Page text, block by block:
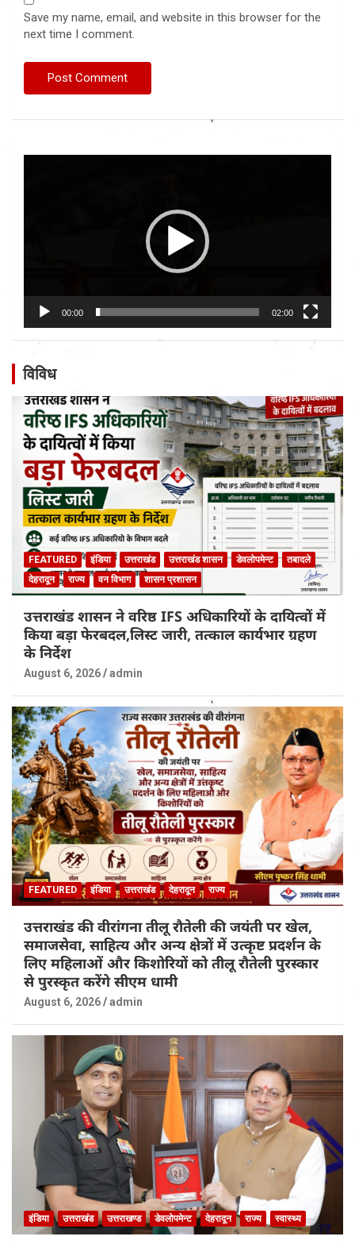
Save my name, email, and website in this browser for the
next time I comment.
00:00 02:00
विविध
FEATURED इंडिया उत्तराखंड उत्तराखंड शासन डेवलोपमेन्ट
तबादले
देहरादून
राज्य वन विभाग शासन प्रशासन
उत्तराखंड शासन ने वरिष्ठ IFS अधिकारियों के दायित्वों में
किया बड़ा फेरबदल,लिस्ट जारी, तत्काल कार्यभार ग्रहण
के निर्देश
August 6, 2026 admin
FEATURED इंडिया उत्तराखंड देहरादून राज्य
उत्तराखंड की वीरांगना तीलू रौतेली की जयंती पर खेल,
समाजसेवा, साहित्य और अन्य क्षेत्रों में उत्कृष्ट प्रदर्शन के
लिए महिलाओं और किशोरियों को तीलू रौतेली पुरस्कार
से पुरस्कृत करेंगे सीएम धामी
August 6, 2026 admin
इंडिया उत्तराखंड उत्तराखण्ड डेवलोपमेन्ट देहरादून राज्य स्वास्थ्य